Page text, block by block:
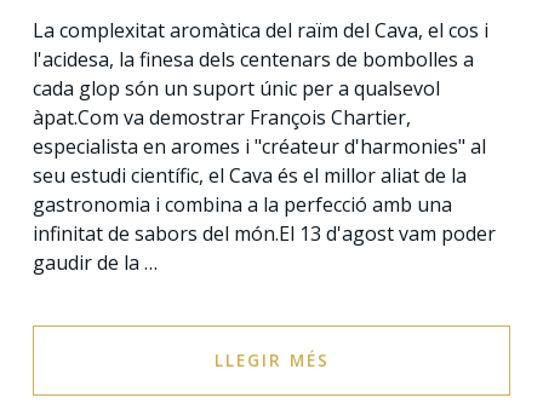
La complexitat aromàtica del raïm del Cava, el cos i
l'acidesa, la finesa dels centenars de bombolles a
cada glop són un suport únic per a qualsevol
àpat.Com va demostrar François Chartier,
especialista en aromes i "créateur d'harmonies" al
seu estudi científic, el Cava és el millor aliat de la
gastronomia i combina a la perfecció amb una
infinitat de sabors del món.El 13 d'agost vam poder
gaudir de la …
LLEGIR MÉS